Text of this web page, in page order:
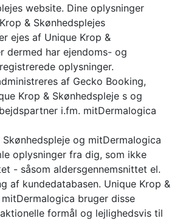
website. Dine oplysninger
& Skønhedsplejes
ejes af Unique Krop &
dermed har ejendoms- og
oplysninger.
af Gecko Booking,
Krop & Skønhedspleje s og
i.fm. mitDermalogica
Skønhedspleje og mitDermalogica
oplysninger fra dig, som ikke
- såsom aldersgennemsnittet el.
af kundedatabasen. Unique Krop &
bruger disse
formål og lejlighedsvis til